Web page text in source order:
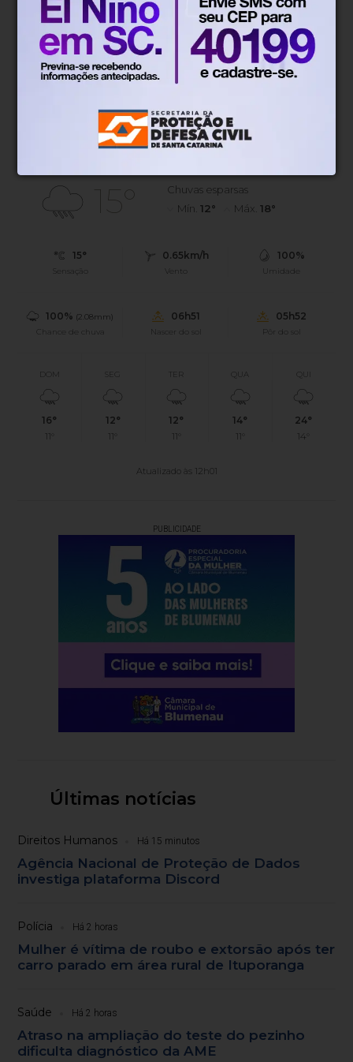
Justiça Há 23 horas
Dino aciona PF após TCU apontar R$
55,4 milhões em emendas suspeitas
15°
Chuvas esparsas
Mín. 12° Máx. 18°
15°
Sensação
0.65km/h
Vento
100%
Umidade
100% (2.08mm)
Chance de chuva
06h51
Nascer do sol
05h52
Pôr do sol
DOM
16°
11°
SEG
12°
11°
TER
12°
11°
QUA
14°
11°
24°
14°
Atualizado às 12h01
PUBLICIDADE
Últimas notícias
Direitos Humanos Há 15 minutos
Agência Nacional de Proteção de Dados
investiga plataforma Discord
Polícia Há 2 horas
Mulher é vítima de roubo e extorsão após ter
carro parado em área rural de Ituporanga
Saúde Há 2 horas
Atraso na ampliação do teste do pezinho
dificulta diagnóstico da AME